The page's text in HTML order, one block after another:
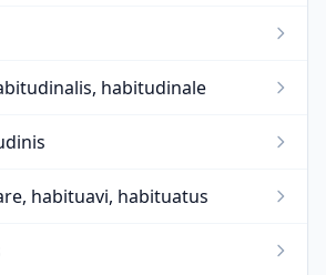
habitudinale
habituavi, habituatus